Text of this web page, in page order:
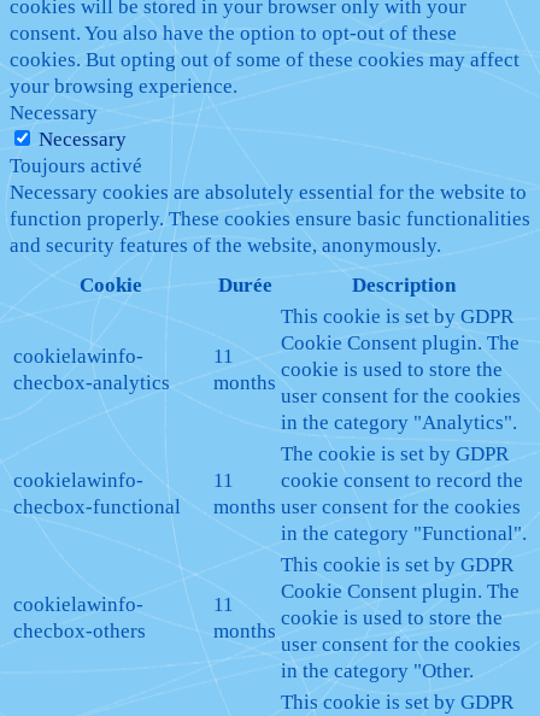
cookies will be stored in your browser only with your
consent. You also have the option to opt-out of these
cookies. But opting out of some of these cookies may affect
your browsing experience.
Necessary
Necessary
Toujours activé
Necessary cookies are absolutely essential for the website to
function properly. These cookies ensure basic functionalities
and security features of the website, anonymously.
Cookie
Durée Description
cookielawinfo-
checbox-analytics
11
months
This cookie is set by GDPR
Cookie Consent plugin. The
cookie is used to store the
user consent for the cookies
in the category "Analytics".
cookielawinfo-
checbox-functional
11
months
The cookie is set by GDPR
cookie consent to record the
user consent for the cookies
in the category "Functional".
cookielawinfo-
checbox-others
11
months
This cookie is set by GDPR
Cookie Consent plugin. The
cookie is used to store the
user consent for the cookies
in the category "Other.
This cookie is set by GDPR